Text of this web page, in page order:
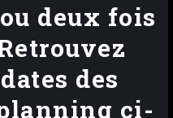
deux fois
des
ci-